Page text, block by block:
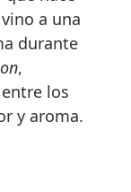
a una
durante
,
los
y aroma.